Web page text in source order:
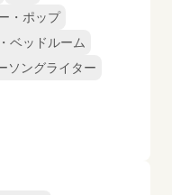
・ポップ
ベッドルーム
ソングライター